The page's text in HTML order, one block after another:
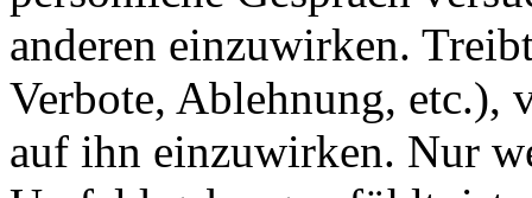
anderen einzuwirken.
Verbote, Ablehnung, etc.),
auf ihn einzuwirken. Nur